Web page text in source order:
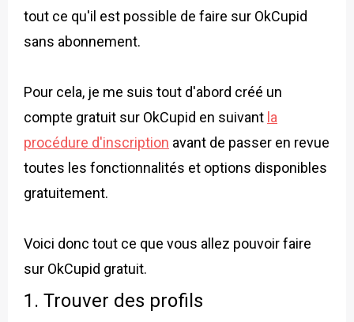
tout ce qu'il est possible de faire sur OkCupid
sans abonnement.
Pour cela, je me suis tout d'abord créé un
compte gratuit sur OkCupid en suivant la
procédure d'inscription avant de passer en revue
toutes les fonctionnalités et options disponibles
gratuitement.
Voici donc tout ce que vous allez pouvoir faire
sur OkCupid gratuit.
1. Trouver des profils